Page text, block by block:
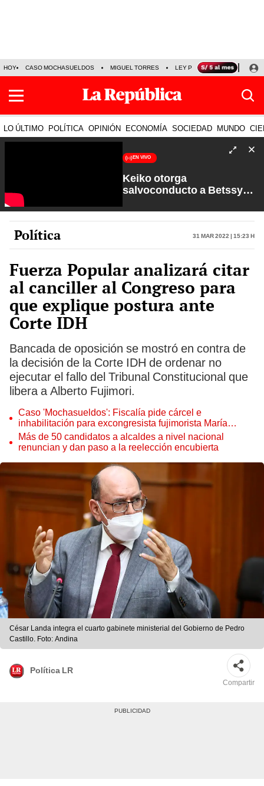
HOY CASO MOCHASUELDOS MIGUEL TORRES LEY PULPÍN PRECIO DEL
LO ÚLTIMO POLÍTICA OPINIÓN ECONOMÍA SOCIEDAD MUNDO
EN VIVO
Keiko otorga
salvoconducto a Betssy
Petroperú | Sin Guion con
Rosa María Palacios
Política 31 Mar 2022 | 15:23 h
Fuerza Popular analizará citar
al canciller al Congreso para
que explique postura ante
Corte IDH
Bancada de oposición se mostró en contra de
la decisión de la Corte IDH de ordenar no
ejecutar el fallo del Tribunal Constitucional que
libera a Alberto Fujimori.
Caso 'Mochasueldos': Fiscalía pide cárcel e
inhabilitación para excongresista fujimorista María
Cordero Jon Tay
Más de 50 candidatos a alcaldes a nivel nacional
renuncian y dan paso a la reelección encubierta
César Landa integra el cuarto gabinete ministerial del Gobierno de Pedro
Castillo. Foto: Andina
Política LR
Compartir